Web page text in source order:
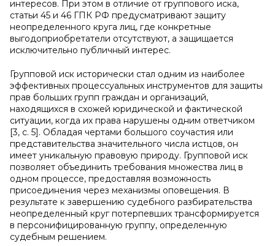
интересов. При этом в отличие от группового иска,
статьи 45 и 46 ГПК РФ предусматривают защиту
неопределенного круга лиц, где конкретные
выгодоприобретатели отсутствуют, а защищается
исключительно публичный интерес.
Групповой иск исторически стал одним из наиболее
эффективных процессуальных инструментов для защиты
прав больших групп граждан и организаций,
находящихся в схожей юридической и фактической
ситуации, когда их права нарушены одним ответчиком
[3, с. 5]. Обладая чертами большого соучастия или
представительства значительного числа истцов, он
имеет уникальную правовую природу. Групповой иск
позволяет объединить требования множества лиц в
одном процессе, предоставляя возможность
присоединения через механизмы оповещения. В
результате к завершению судебного разбирательства
неопределенный круг потерпевших трансформируется
в персонифицированную группу, определенную
судебным решением.